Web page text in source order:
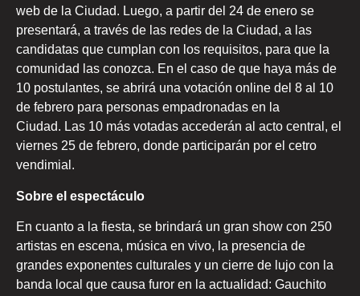
web de la Ciudad. Luego, a partir del 24 de enero se
presentará, a través de las redes de la Ciudad, a las
candidatas que cumplan con los requisitos, para que la
comunidad las conozca. En el caso de que haya más de
10 postulantes, se abrirá una votación online del 8 al 10
de febrero para personas empadronadas en la
Ciudad. Las 10 más votadas accederán al acto central, el
viernes 25 de febrero, donde participarán por el cetro
vendimial.
Sobre el espectáculo
En cuanto a la fiesta, se brindará un gran show con 250
artistas en escena, música en vivo, la presencia de
grandes exponentes culturales y un cierre de lujo con la
banda local que causa furor en la actualidad: Gauchito